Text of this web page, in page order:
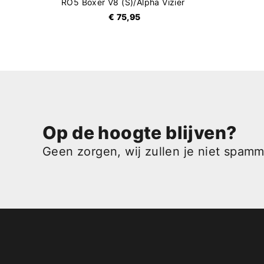
RO5 Boxer V8 (S)/Alpha Vizier
€ 75,95
Op de hoogte blijven?
Geen zorgen, wij zullen je niet